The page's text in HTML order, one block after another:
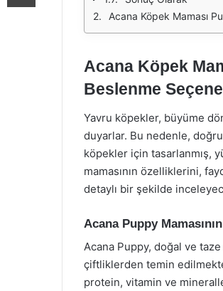
Acana Köpek Maması
Acana Köpek
Beslenme
Yavru köpekler, büyüme
duyarlar. Bu nedenle,
köpekler için tasarlanmış,
mamasının özelliklerini,
detaylı bir şekilde
Acana Puppy
Acana Puppy, doğal ve
çiftliklerden temin
protein, vitamin ve